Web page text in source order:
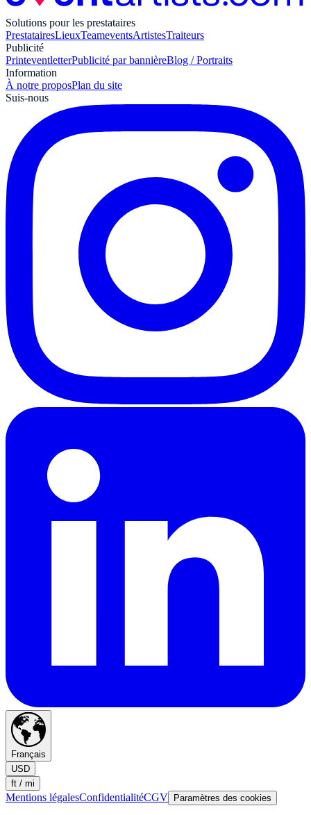
Solutions pour les prestataires
PrestatairesLieuxTeameventsArtistesTraiteurs
Publicité
PrinteventletterPublicité par bannièreBlog / Portraits
Information
À notre proposPlan du site
Suis-nous
Français
USD
ft / mi
Mentions légalesConfidentialitéCGV Paramètres des cookies